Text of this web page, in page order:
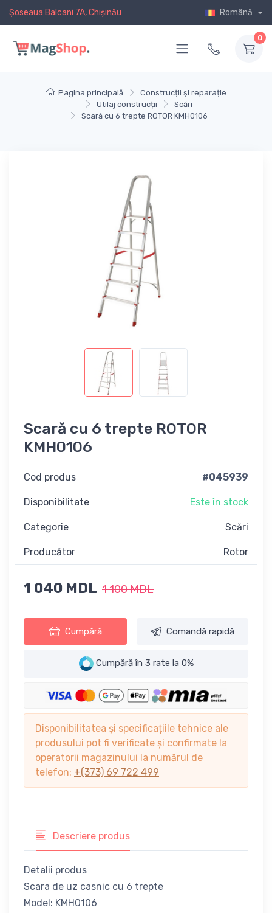
Șoseaua Balcani 7A, Chișinău Română
0
Pagina principală
Construcții și reparație
Utilaj construcții
Scări
Scară cu 6 trepte ROTOR KMH0106
Scară cu 6 trepte ROTOR
KMH0106
Cod produs #045939
Disponibilitate Este în stock
Categorie Scări
Producător Rotor
1 040 MDL 1 100 MDL
Cumpără Comandă rapidă
Cumpără în 3 rate la 0%
Disponibilitatea și specificațiile tehnice ale
produsului pot fi verificate și confirmate la
operatorii magazinului la numărul de
telefon: +(373) 69 722 499
Descriere produs
Detalii produs
Scara de uz casnic cu 6 trepte
Model: KMH0106